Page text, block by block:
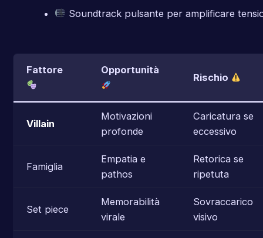
Soundtrack pulsante per amplificare
Fattore Opportunità
Rischio
Villain
Motivazioni
profonde
Caricatura se
eccessivo
Famiglia
Empatia e
pathos
Retorica se
ripetuta
Set piece
Memorabilità
virale
Sovraccarico
visivo